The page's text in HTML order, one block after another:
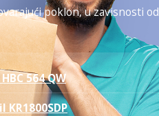
poklon, u zavisnosti od
564 QW